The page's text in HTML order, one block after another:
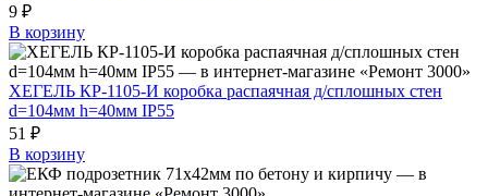
9 ₽
В корзину
ХЕГЕЛЬ КР-1105-И коробка распаячная д/сплошных стен
d=104мм h=40мм IP55
51 ₽
В корзину